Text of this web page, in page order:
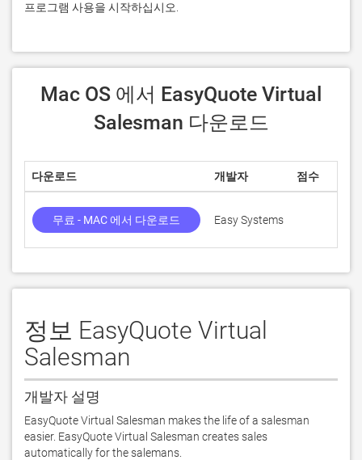
프로그램 사용을 시작하십시오.
Salesman 다운로드
다운로드 개발자 점수
무료 - MAC 에서 다운로드 Easy Systems
정보 EasyQuote Virtual
Salesman
개발자 설명
EasyQuote Virtual Salesman makes the life of a salesman
easier. EasyQuote Virtual Salesman creates sales
automatically for the salemans.